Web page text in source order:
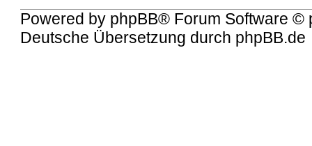
Powered by phpBB® Forum Software ©
Deutsche Übersetzung durch phpBB.de